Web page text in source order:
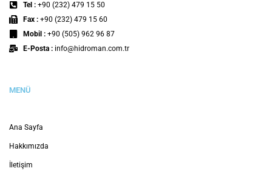
Tel : +90 (232) 479 15 50
Fax :+90 (232) 479 15 60
Mobil :+90 (505) 962 96 87
E-Posta :info@hidroman.com.tr
MENÜ
Ana Sayfa
Hakkımızda
İletişim